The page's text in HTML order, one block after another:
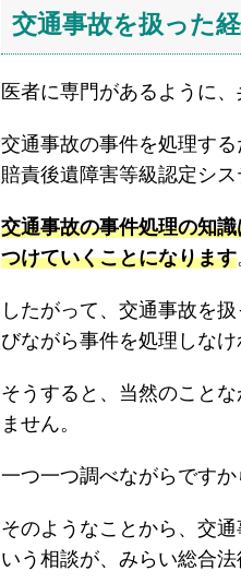
交通事故を扱った
医者に専門があるように
交通事故の事件を処理す
賠責後遺障害等級認定シ
交通事故の事件処理の知
つけていくことになります
したがって、交通事故を
びながら事件を処理しなけ
そうすると、当然のこと
ません。
一つ一つ調べながらですか
そのようなことから、交
いう相談が、みらい総合